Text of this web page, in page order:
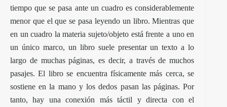
tiempo que se pasa ante un cuadro es considerablemente
menor que el que se pasa leyendo un libro. Mientras que
en un cuadro la materia sujeto/objeto está frente a uno en
un único marco, un libro suele presentar un texto a lo
largo de muchas páginas, es decir, a través de muchos
pasajes. El libro se encuentra físicamente más cerca, se
sostiene en la mano y los dedos pasan las páginas. Por
tanto, hay una conexión más táctil y directa con el